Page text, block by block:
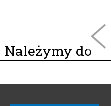
Należymy do